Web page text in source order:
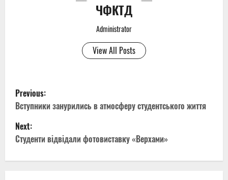
ЧФКТД
Administrator
View All Posts
P
o
s
Previous:
Вступники занурились в атмосферу студентського життя
Next:
Студенти відвідали фотовиставку «Верхами»